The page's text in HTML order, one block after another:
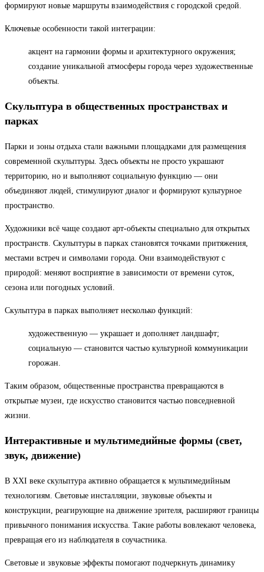
формируют новые маршруты взаимодействия с городской средой.
Ключевые особенности такой интеграции:
акцент на гармонии формы и архитектурного окружения;
создание уникальной атмосферы города через художественные
объекты.
Скульптура в общественных пространствах и
парках
Парки и зоны отдыха стали важными площадками для размещения
современной скульптуры. Здесь объекты не просто украшают
территорию, но и выполняют социальную функцию — они
объединяют людей, стимулируют диалог и формируют культурное
пространство.
Художники всё чаще создают арт-объекты специально для открытых
пространств. Скульптуры в парках становятся точками притяжения,
местами встреч и символами города. Они взаимодействуют с
природой: меняют восприятие в зависимости от времени суток,
сезона или погодных условий.
Скульптура в парках выполняет несколько функций:
художественную — украшает и дополняет ландшафт;
социальную — становится частью культурной коммуникации
горожан.
Таким образом, общественные пространства превращаются в
открытые музеи, где искусство становится частью повседневной
жизни.
Интерактивные и мультимедийные формы (свет,
звук, движение)
В XXI веке скульптура активно обращается к мультимедийным
технологиям. Световые инсталляции, звуковые объекты и
конструкции, реагирующие на движение зрителя, расширяют границы
привычного понимания искусства. Такие работы вовлекают человека,
превращая его из наблюдателя в соучастника.
Световые и звуковые эффекты помогают подчеркнуть динамику